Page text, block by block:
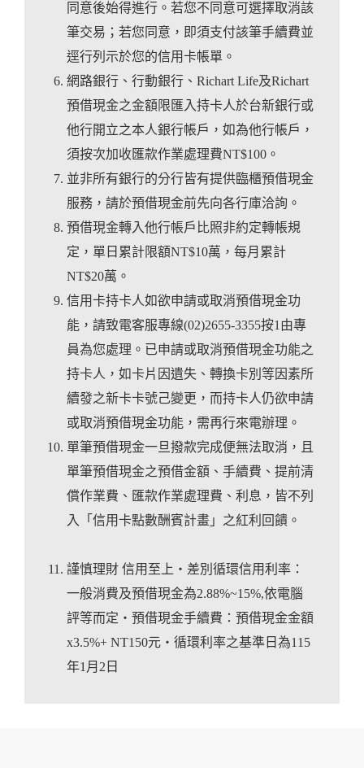
同意後始得進行。若您不同意可選擇取消該
筆交易；若您同意，即須支付該筆手續費並
逕行列示於您的信用卡帳單。
網路銀行、行動銀行、Richart Life及Richart
預借現金之金額限匯入持卡人於台新銀行或
他行開立之本人銀行帳戶，如為他行帳戶，
須按次加收匯款作業處理費NT$100。
並非所有銀行的分行皆有提供臨櫃預借現金
服務，請於預借現金前先向各行庫洽詢。
預借現金轉入他行帳戶比照非約定轉帳規
定，單日累計限額NT$10萬，每月累計
NT$20萬。
信用卡持卡人如欲申請或取消預借現金功
能，請致電客服專線(02)2655-3355按1由專
員為您處理。已申請或取消預借現金功能之
持卡人，如卡片因遺失、轉換卡別等因素所
續發之新卡卡號己變更，而持卡人仍欲申請
或取消預借現金功能，需再行來電辦理。
單筆預借現金一旦撥款完成便無法取消，且
單筆預借現金之預借金額、手續費、提前清
償作業費、匯款作業處理費、利息，皆不列
入「信用卡點數酬賓計畫」之紅利回饋。
謹慎理財 信用至上‧差別循環信用利率：
一般消費及預借現金為2.88%~15%,依電腦
評等而定‧預借現金手續費：預借現金金額
x3.5%+ NT150元‧循環利率之基準日為115
年1月2日